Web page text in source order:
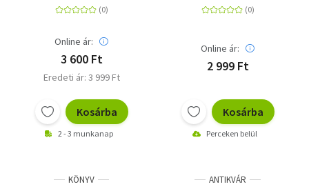
Online ár:
3 600 Ft
Eredeti ár: 3 999 Ft
Kosárba
2 - 3 munkanap
Online ár:
2 999 Ft
Kosárba
Perceken belül
KÖNYV ANTIKVÁR